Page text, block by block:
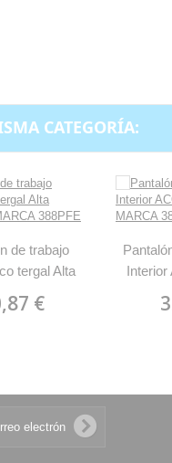
CATEGORÍA:
de trabajo
tergal Alta
€
Interior